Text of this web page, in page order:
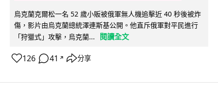
烏克蘭克爾松一名 52 歲小販被俄軍無人機追擊近 40 秒後被炸
傷，影片由烏克蘭總統澤連斯基公開。他直斥俄軍對平民進行
「狩獵式」攻擊，烏克蘭...
閱讀全文
126 41 ↗ 分享